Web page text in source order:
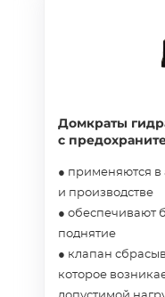
Домкраты
с
● применяются в
и производстве
● обеспечивают
поднятие
● клапан
которое